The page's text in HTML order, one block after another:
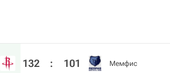
132 : 101 Мемфис